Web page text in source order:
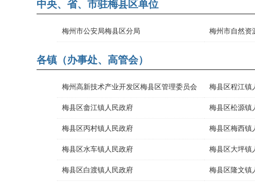
中央、省、市驻梅县区单位
梅州市公安局梅县区分局 梅州市自然资
各镇（办事处、高管会）
梅州高新技术产业开发区梅县区管理委员会 梅县区程江镇
梅县区畲江镇人民政府 梅县区松源镇
梅县区丙村镇人民政府 梅县区梅西镇
梅县区水车镇人民政府 梅县区大坪镇
梅县区白渡镇人民政府 梅县区隆文镇